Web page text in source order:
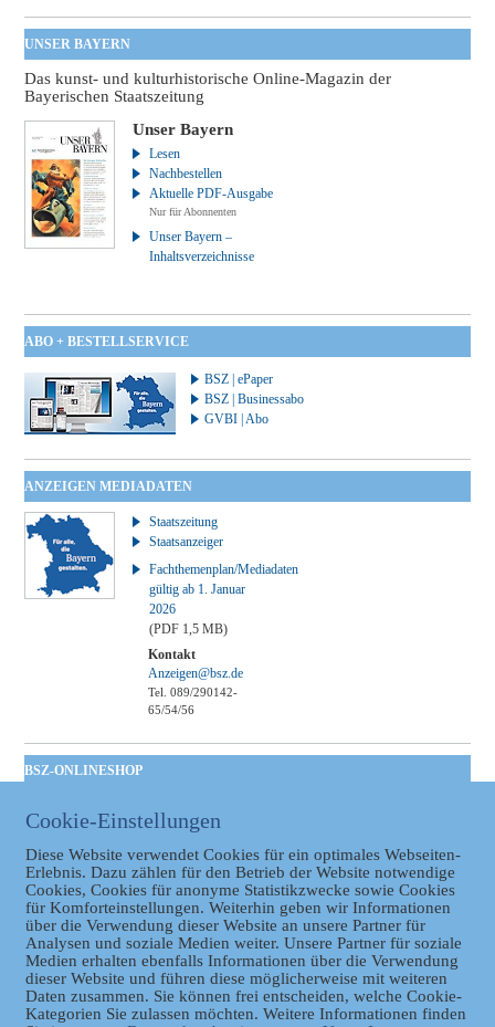
UNSER BAYERN
Das kunst- und kulturhistorische Online-Magazin der
Bayerischen Staatszeitung
Unser Bayern
Lesen
Nachbestellen
Aktuelle PDF-Ausgabe
Nur für Abonnenten
Unser Bayern –
Inhaltsverzeichnisse
ABO + BESTELLSERVICE
BSZ | ePaper
BSZ | Businessabo
GVBI | Abo
ANZEIGEN MEDIADATEN
Staatszeitung
Staatsanzeiger
Fachthemenplan/Mediadaten
gültig ab 1. Januar
2026
(PDF 1,5 MB)
Kontakt
Anzeigen@bsz.de
Tel. 089/290142-
65/54/56
BSZ-ONLINESHOP
Taschenbuch
GVBl | Einbanddecke
Datenschutz
Cookie-Einstellungen
Diese Website verwendet Cookies für ein optimales Webseiten-
Erlebnis. Dazu zählen für den Betrieb der Website notwendige
Cookies, Cookies für anonyme Statistikzwecke sowie Cookies
für Komforteinstellungen. Weiterhin geben wir Informationen
über die Verwendung dieser Website an unsere Partner für
Analysen und soziale Medien weiter. Unsere Partner für soziale
Medien erhalten ebenfalls Informationen über die Verwendung
dieser Website und führen diese möglicherweise mit weiteren
Daten zusammen. Sie können frei entscheiden, welche Cookie-
Kategorien Sie zulassen möchten. Weitere Informationen finden